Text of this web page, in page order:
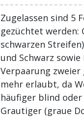
Zugelassen sind 5
gezüchtet werden:
schwarzen
und Schwarz
Verpaarung
mehr erlaubt, da
häufiger blind
Grautiger (graue